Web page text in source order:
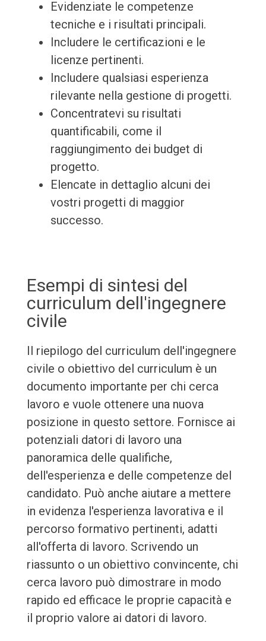
Evidenziate le competenze
tecniche e i risultati principali.
Includere le certificazioni e le
licenze pertinenti.
Includere qualsiasi esperienza
rilevante nella gestione di progetti.
Concentratevi su risultati
quantificabili, come il
raggiungimento dei budget di
progetto.
Elencate in dettaglio alcuni dei
vostri progetti di maggior
successo.
Esempi di sintesi del
curriculum dell'ingegnere
civile
Il riepilogo del curriculum dell'ingegnere
civile o obiettivo del curriculum è un
documento importante per chi cerca
lavoro e vuole ottenere una nuova
posizione in questo settore. Fornisce ai
potenziali datori di lavoro una
panoramica delle qualifiche,
dell'esperienza e delle competenze del
candidato. Può anche aiutare a mettere
in evidenza l'esperienza lavorativa e il
percorso formativo pertinenti, adatti
all'offerta di lavoro. Scrivendo un
riassunto o un obiettivo convincente, chi
cerca lavoro può dimostrare in modo
rapido ed efficace le proprie capacità e
il proprio valore ai datori di lavoro.